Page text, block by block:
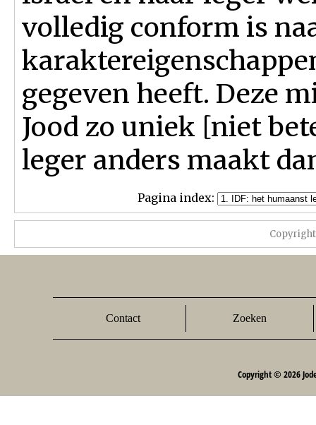
volledig conform is
gegeven heeft. Deze
Jood zo uniek [niet
leger anders maakt
Pagina index:
Contact Zoeken
Copyright © 2026